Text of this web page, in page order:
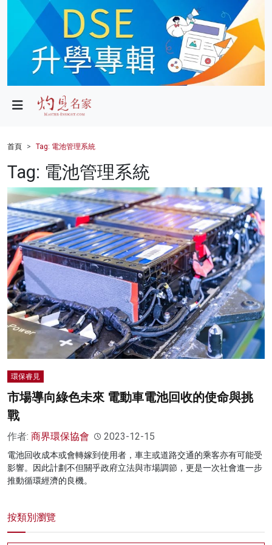
政局
財經
健康
商業
科技
影片
名家榜
灼見活動
關於我們
首頁 Tag: 電池管理系統
Tag: 電池管理系統
環保睿見
市場導向綠色未來 電動車電池回收的使命與挑
戰
作者: 商界環保協會 2023-12-15
電池回收成本或會轉嫁到使用者，車主或道路交通的乘客亦有可能受
影響。因此計劃不但關乎政府立法與市場調節，更是一次社會進一步
推動循環經濟的良機。
按類別瀏覽